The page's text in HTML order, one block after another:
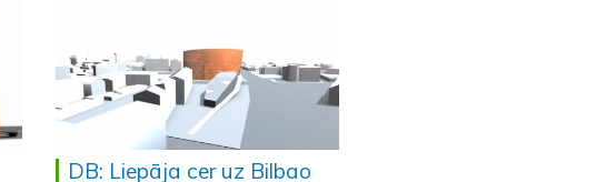
DB: Liepāja cer uz Bilbao